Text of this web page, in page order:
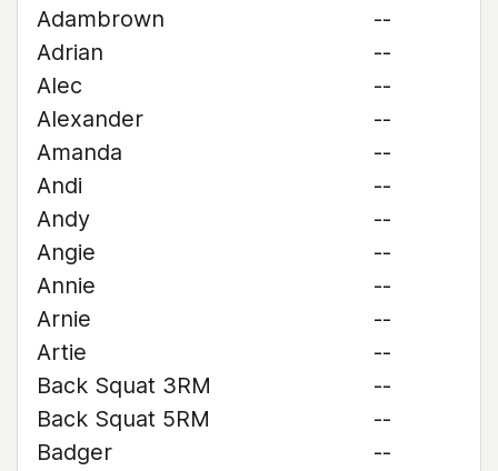
Adambrown
--
Adrian
--
Alec
--
Alexander
--
Amanda
--
Andi
--
Andy
--
Angie
--
Annie
--
Arnie
--
Artie
--
Back Squat 3RM
--
Back Squat 5RM
--
Badger
--